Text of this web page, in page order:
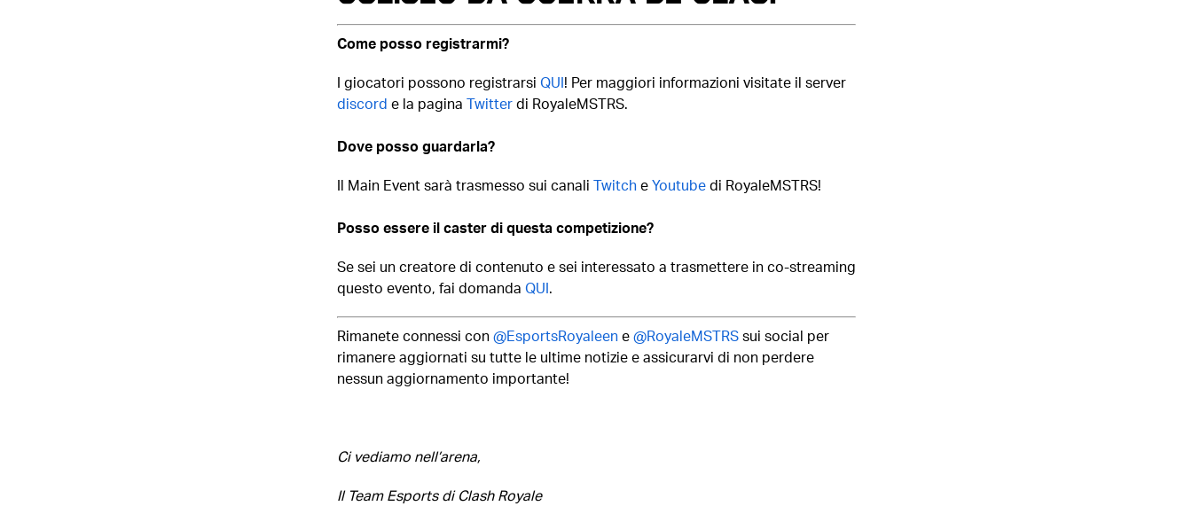
Come posso registrarmi?
I giocatori possono registrarsi QUI! Per maggiori informazioni visitate il server
discord e la pagina Twitterdi RoyaleMSTRS.
Dove posso guardarla?
Il Main Event sarà trasmesso sui canali TwitcheYoutubedi RoyaleMSTRS!
Posso essere il caster di questa competizione?
Se sei un creatore di contenuto e sei interessato a trasmettere in co-streaming
questo evento, fai domanda QUI.
Rimanete connessi con@EsportsRoyaleene@RoyaleMSTRSsui social per
rimanere aggiornati su tutte le ultime notizie e assicurarvi di non perdere
nessun aggiornamento importante!
Ci vediamo nell’arena,
Il Team Esports di Clash Royale